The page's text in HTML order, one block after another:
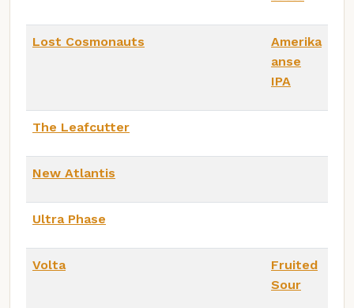
Lost Cosmonauts
Amerika
anse
IPA
The Leafcutter
New Atlantis
Ultra Phase
Volta
Fruited
Sour